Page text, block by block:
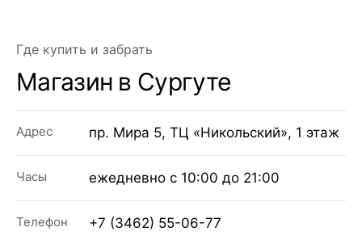
Где купить и забрать
Магазин в Сургуте
Адрес пр. Мира 5, ТЦ «Никольский», 1 этаж
Часы ежедневно с 10:00 до 21:00
Телефон +7 (3462) 55-06-77
Яндекс
iPhone
MacBook
iPad
PS5
Аксессуары
Скидки и акции
О компании
Доставка и оплата
Новостной блог
Контакты